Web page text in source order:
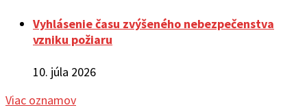
Vyhlásenie času zvýšeného nebezpečenstva
vzniku požiaru
10. júla 2026
Viac oznamov